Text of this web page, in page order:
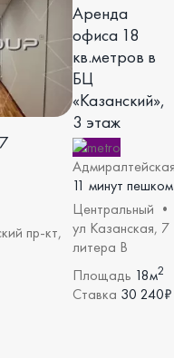
пр-кт,
Аренда
офиса 18
кв.метров в
БЦ
«Казанский»,
3 этаж
11 минут пешком
Центральный •
ул Казанская, 7
литера В
Площадь 18м2
Ставка 30 240₽